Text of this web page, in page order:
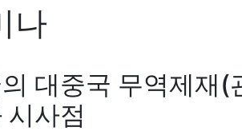
나
대중국 무역제재(
시사점